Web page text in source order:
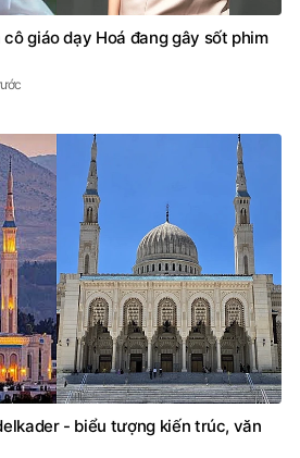
giáo dạy Hoá đang gây sốt phim
- biểu tượng kiến trúc, văn